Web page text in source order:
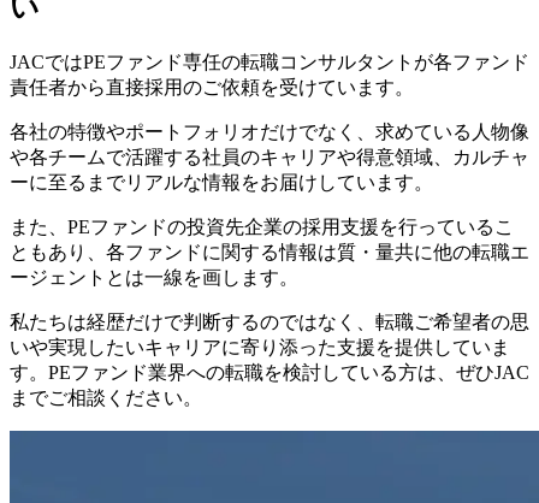
い
JACではPEファンド専任の転職コンサルタントが各ファンド
責任者から直接採用のご依頼を受けています。
各社の特徴やポートフォリオだけでなく、求めている人物像
や各チームで活躍する社員のキャリアや得意領域、カルチャ
ーに至るまでリアルな情報をお届けしています。
また、PEファンドの投資先企業の採用支援を行っているこ
ともあり、各ファンドに関する情報は質・量共に他の転職エ
ージェントとは一線を画します。
私たちは経歴だけで判断するのではなく、転職ご希望者の思
いや実現したいキャリアに寄り添った支援を提供していま
す。PEファンド業界への転職を検討している方は、ぜひJAC
までご相談ください。